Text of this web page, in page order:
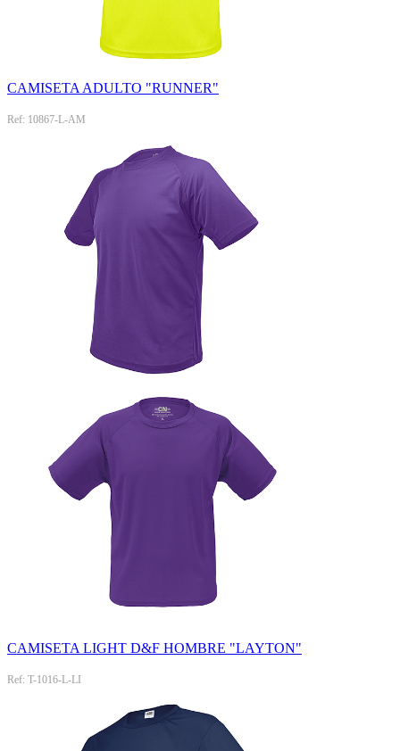
CAMISETA ADULTO "RUNNER"
Ref: 10867-L-AM
CAMISETA LIGHT D&F HOMBRE "LAYTON"
Ref: T-1016-L-LI